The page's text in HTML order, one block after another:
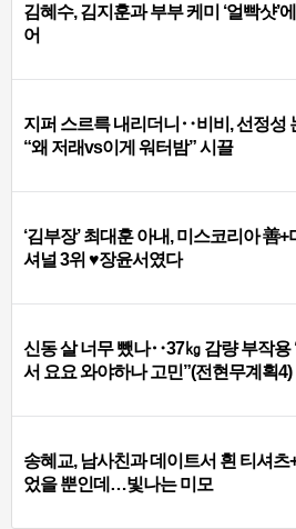
김혜수, 김지훈과 부부 케미 ‘얼빡샷’
어
지퍼 스르륵 내리더니‥비비, 선정성
“왜 저래vs이게 워터밤” 시끌
‘김부장’ 최대훈 아내, 미스코리아 善+
셔널 3위 ♥장윤서였다
신동 살 너무 뺐나‥37㎏ 감량 부작용
서 요요 와야하나 고민”(전현무계획4)
송혜교, 남사친과 데이트서 흰 티셔츠
었을 뿐인데…빛나는 미모